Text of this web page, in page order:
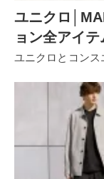
ユニクロ
ョン全アイ
ユニクロとコン